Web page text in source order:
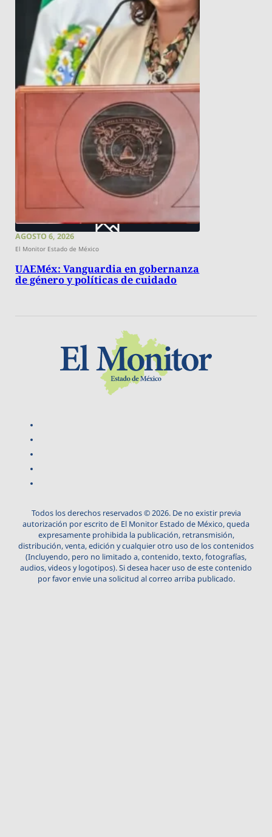
AGOSTO 6, 2026
El Monitor Estado de México
UAEMéx: Vanguardia en gobernanza
de género y políticas de cuidado
Todos los derechos reservados © 2026. De no existir previa
autorización por escrito de El Monitor Estado de México, queda
expresamente prohibida la publicación, retransmisión,
distribución, venta, edición y cualquier otro uso de los contenidos
(Incluyendo, pero no limitado a, contenido, texto, fotografías,
audios, videos y logotipos). Si desea hacer uso de este contenido
por favor envie una solicitud al correo arriba publicado.